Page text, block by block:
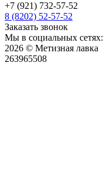
+7 (921) 732-57-52
8 (8202) 52-57-52
Заказать звонок
Мы в социальных сетях:
2026 © Метизная лавка
263965508